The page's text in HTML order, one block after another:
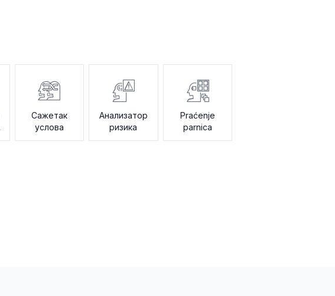
Сажетак
услова
Анализатор
ризика
Praćenje
parnica